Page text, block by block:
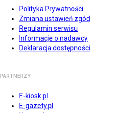
Polityka Prywatności
Zmiana ustawień zgód
Regulamin serwisu
Informacje o nadawcy
Deklaracja dostępności
PARTNERZY
E-kiosk.pl
E-gazety.pl